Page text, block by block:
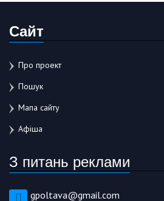
Сайт
Про проект
Пошук
Мапа сайту
Афіша
З питань реклами
gpoltava@gmail.com